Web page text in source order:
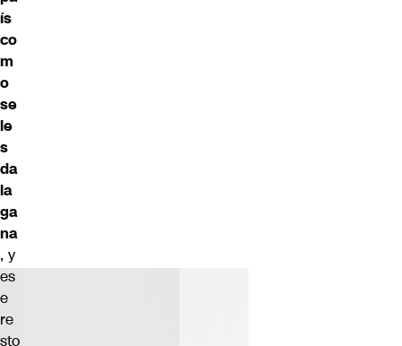
ís
co
m
o
se
le
s
da
la
ga
na
, y
es
e
re
sto